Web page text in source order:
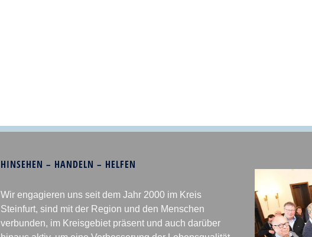
HINSEHEN – HANDELN – HELFEN
Wir engagieren uns seit dem Jahr 2000 im Kreis
Steinfurt, sind mit der Region und den Menschen
verbunden, im Kreisgebiet präsent und auch darüber